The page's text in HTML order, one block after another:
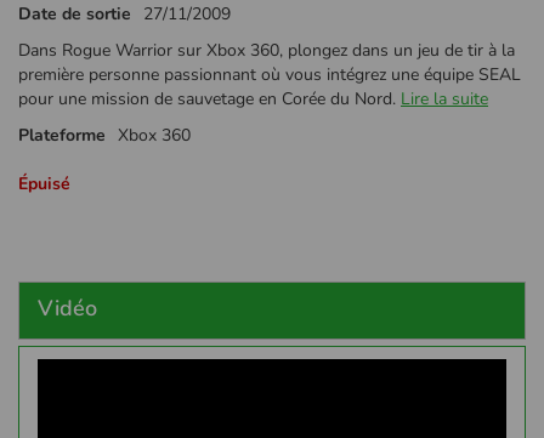
de
la
Galerie
d’images
Date de sortie
27/11/2009
Dans Rogue Warrior sur Xbox 360, plongez dans un jeu de tir à la
première personne passionnant où vous intégrez une équipe SEAL
pour une mission de sauvetage en Corée du Nord. Lire la suite
Plateforme Xbox 360
Épuisé
Vidéo